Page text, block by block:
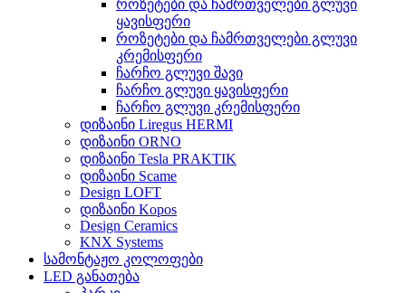
როზეტები და ჩამრთველები გლუვი
ყავისფერი
როზეტები და ჩამრთველები გლუვი
კრემისფერი
ჩარჩო გლუვი შავი
ჩარჩო გლუვი ყავისფერი
ჩარჩო გლუვი კრემისფერი
დიზაინი Liregus HERMI
დიზაინი ORNO
დიზაინი Tesla PRAKTIK
დიზაინი Scame
Design LOFT
დიზაინი Kopos
Design Ceramics
KNX Systems
სამონტაჟო კოლოფები
LED განათება